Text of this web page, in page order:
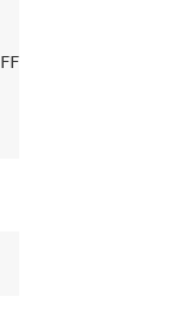
patches